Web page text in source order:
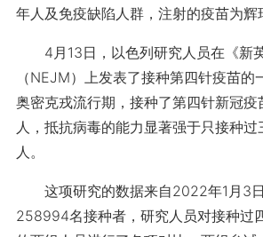
年人及免疫缺陷人群，注射的疫苗为辉
4月13日，以色列研究人员在《新英
（NEJM）上发表了接种第四针疫苗的
奥密克戎流行期，接种了第四针新冠疫
人，抵抗病毒的能力显著强于只接种过
人。
这项研究的数据来自2022年1月3
258994名接种者，研究人员对接种过